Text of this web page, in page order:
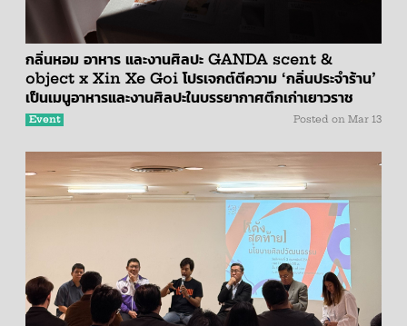
กลิ่นหอม อาหาร และงานศิลปะ GANDA scent &
object x Xin Xe Goi โปรเจกต์ตีความ ‘กลิ่นประจำร้าน’
เป็นเมนูอาหารและงานศิลปะในบรรยากาศตึกเก่าเยาวราช
Event Posted on Mar 13